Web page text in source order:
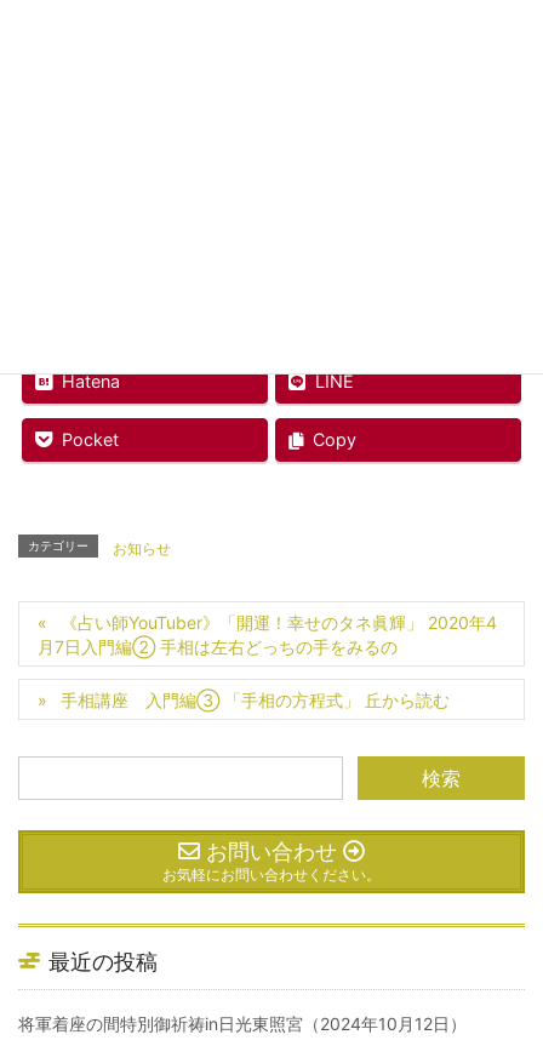
Hatena LINE
Pocket Copy
カテゴリー お知らせ
《占い師YouTuber》「開運！幸せのタネ眞輝」 2020年4
月7日入門編② 手相は左右どっちの手をみるの
手相講座 入門編③ 「手相の方程式」 丘から読む
お問い合わせ
お気軽にお問い合わせください。
最近の投稿
将軍着座の間特別御祈祷in日光東照宮（2024年10月12日）